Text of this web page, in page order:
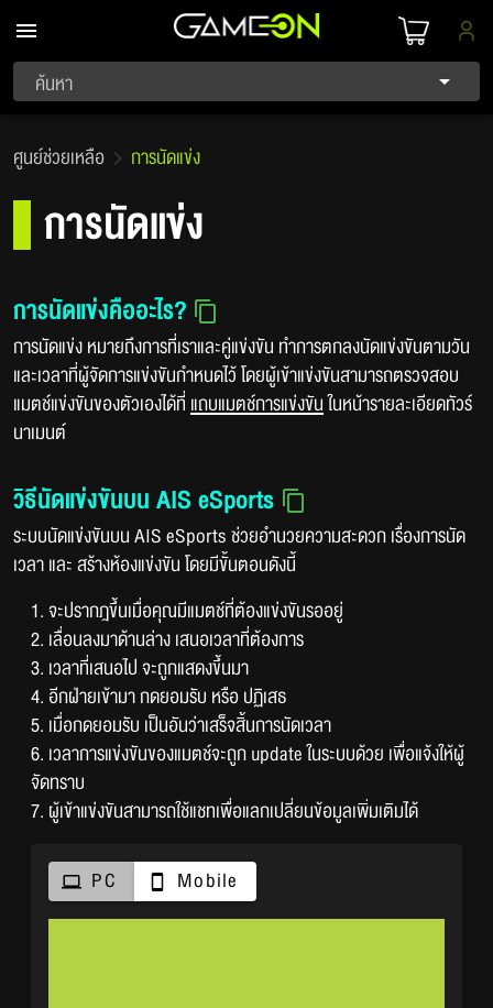
ค้นหา
ศูนย์ช่วยเหลือ การนัดแข่ง
การนัดแข่ง
การนัดแข่งคืออะไร?
การนัดแข่ง หมายถึงการที่เราและคู่แข่งขัน ทำการตกลงนัดแข่งขันตามวัน
และเวลาที่ผู้จัดการแข่งขันกำหนดไว้ โดยผู้เข้าแข่งขันสามารถตรวจสอบ
แมตช์แข่งขันของตัวเองได้ที่แถบแมตช์การแข่งขันในหน้ารายละเอียดทัวร์
นาเมนต์
วิธีนัดแข่งขันบน AIS eSports
ระบบนัดแข่งขันบน AIS eSports ช่วยอำนวยความสะดวก เรื่องการนัด
เวลา และ สร้างห้องแข่งขัน โดยมีขั้นตอนดังนี้
1. จะปรากฎขึ้นเมื่อคุณมีแมตช์ที่ต้องแข่งขันรออยู่
2. เลื่อนลงมาด้านล่าง เสนอเวลาที่ต้องการ
3. เวลาที่เสนอไป จะถูกแสดงขึ้นมา
4. อีกฝ่ายเข้ามา กดยอมรับ หรือ ปฏิเสธ
5. เมื่อกดยอมรับ เป็นอันว่าเสร็จสิ้นการนัดเวลา
6. เวลาการแข่งขันของแมตช์จะถูก update ในระบบด้วย เพื่อแจ้งให้ผู้
จัดทราบ
7. ผู้เข้าแข่งขันสามารถใช้แชทเพื่อแลกเปลี่ยนข้อมูลเพิ่มเติมได้
PC Mobile